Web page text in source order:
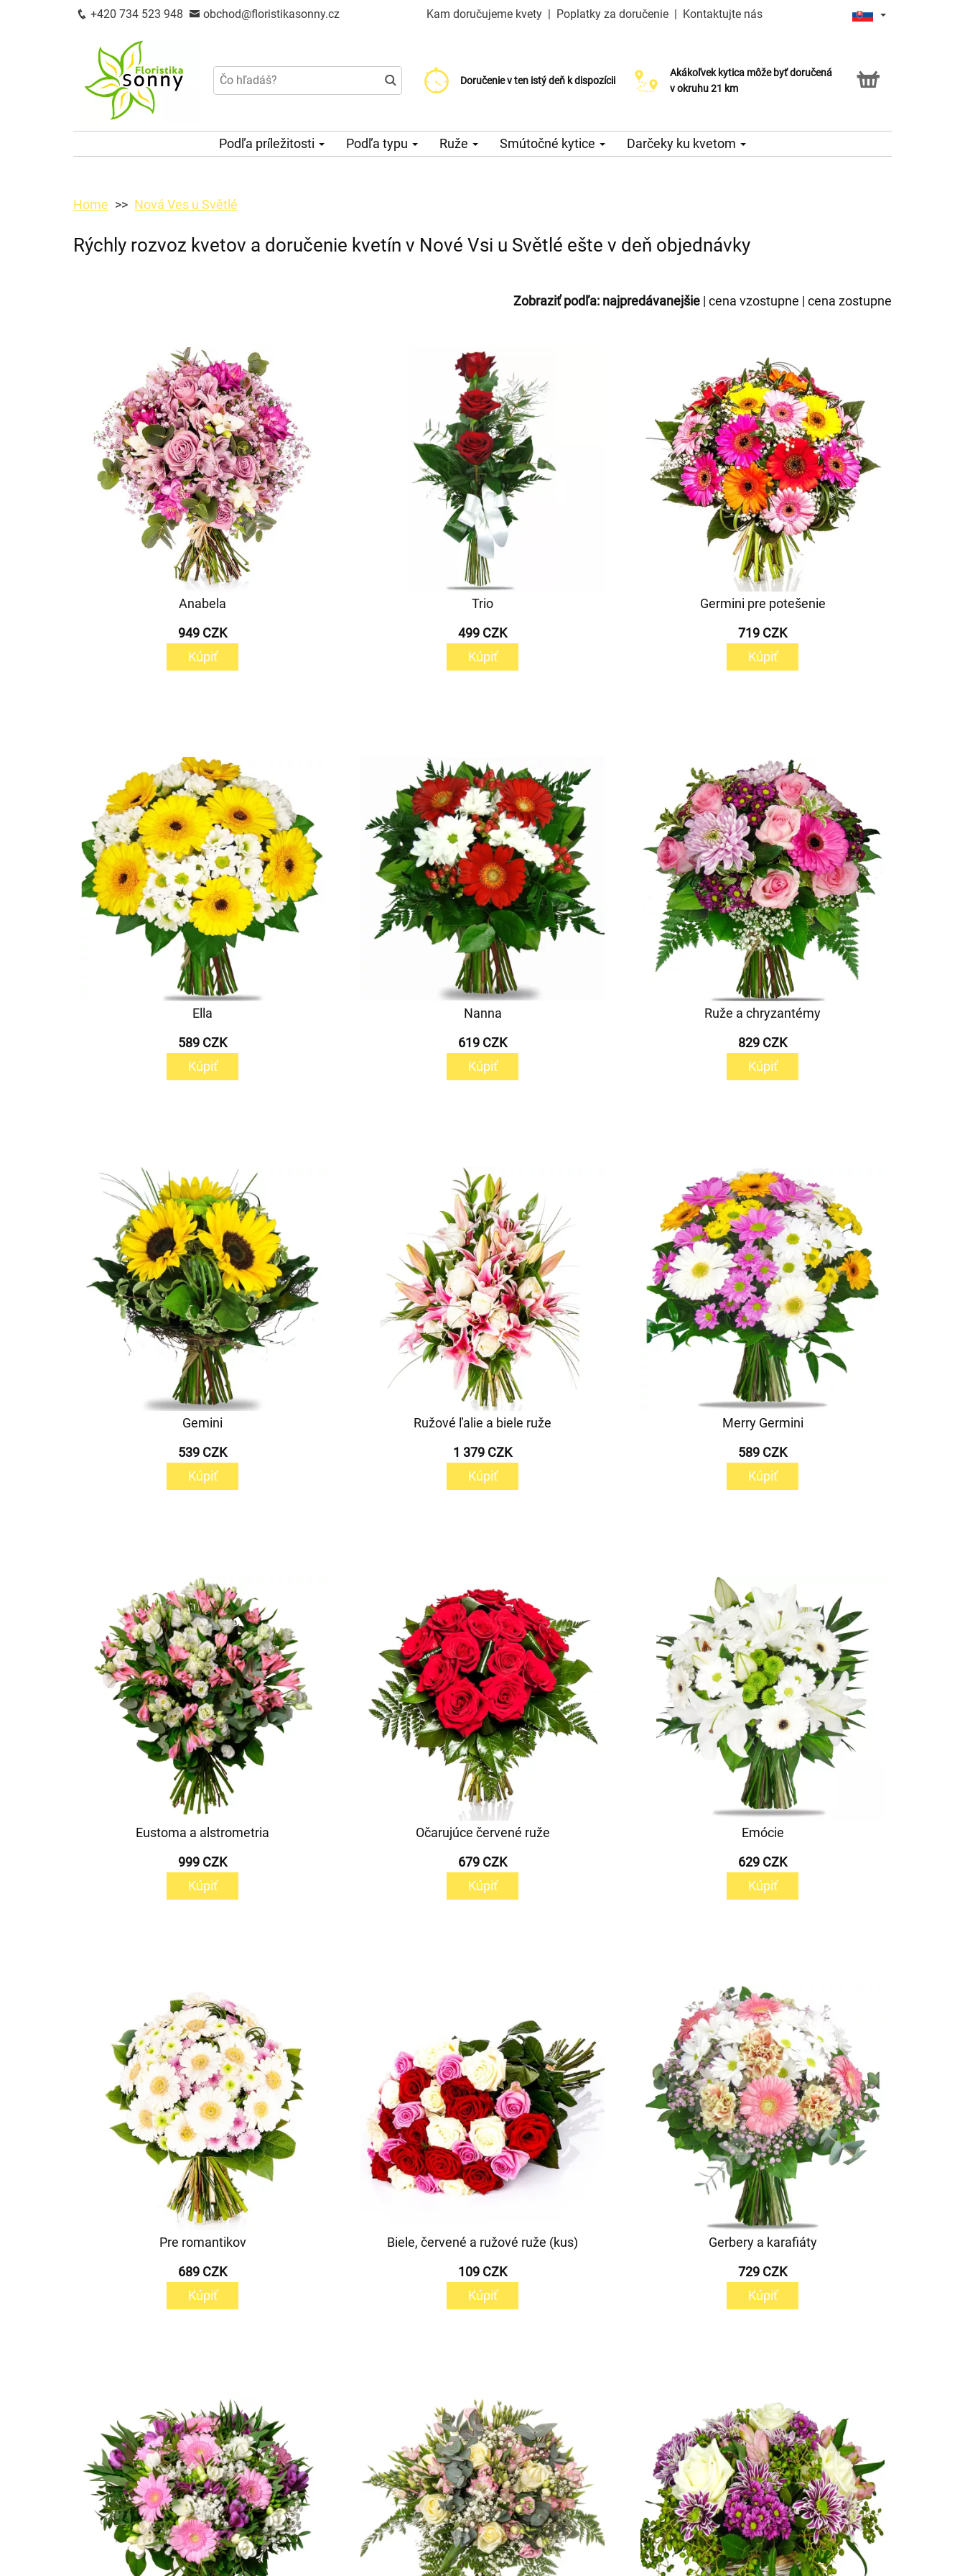
+420 734 523 948 obchod@floristikasonny.cz Kam doručujeme kvety | Poplatky za doručenie | Kontaktujte nás
Doručenie v ten istý deň k dispozícii
Poplatok za doručenie od 99 CZK
Vyberte si dátum doručenia
Akákoľvek kytica môže byť doručená
v okruhu 21 km
Služba Click & Collect
Podľa príležitosti Podľa typu Ruže Smútočné kytice Darčeky ku kvetom
Home Nová Ves u Světlé
Rýchly rozvoz kvetov a doručenie kvetín v Nové Vsi u Světlé ešte v deň objednávky
Zobraziť podľa: najpredávanejšie | cena vzostupne | cena zostupne
Anabela
949 CZK
Kúpiť
Trio
499 CZK
Kúpiť
Germini pre potešenie
719 CZK
Kúpiť
Ella
589 CZK
Kúpiť
Nanna
619 CZK
Kúpiť
Ruže a chryzantémy
829 CZK
Kúpiť
Gemini
539 CZK
Kúpiť
Ružové ľalie a biele ruže
1 379 CZK
Kúpiť
Merry Germini
589 CZK
Kúpiť
Eustoma a alstrometria
999 CZK
Kúpiť
Očarujúce červené ruže
679 CZK
Kúpiť
Emócie
629 CZK
Kúpiť
Pre romantikov
689 CZK
Kúpiť
Biele, červené a ružové ruže (kus)
109 CZK
Kúpiť
Gerbery a karafiáty
729 CZK
Kúpiť